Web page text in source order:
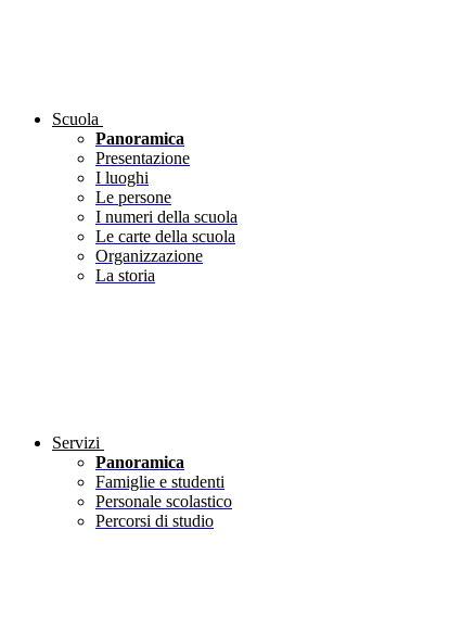
Scuola
Panoramica
Presentazione
I luoghi
Le persone
I numeri della scuola
Le carte della scuola
Organizzazione
La storia
Servizi
Panoramica
Famiglie e studenti
Personale scolastico
Percorsi di studio